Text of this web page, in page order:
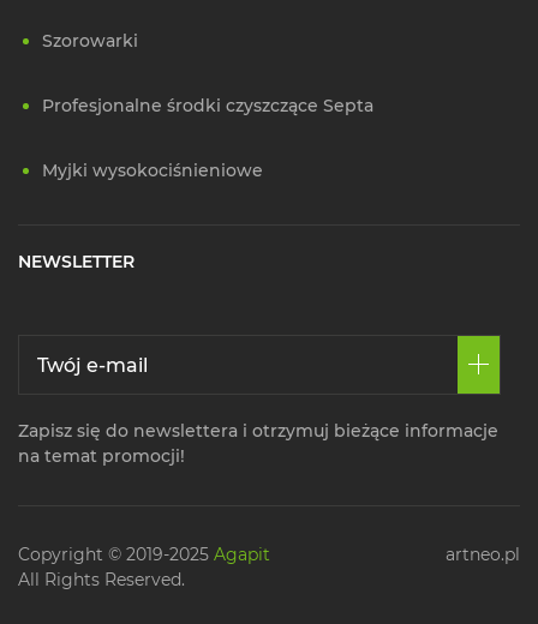
Szorowarki
Profesjonalne środki czyszczące Septa
Myjki wysokociśnieniowe
NEWSLETTER
Zapisz się do newslettera i otrzymuj bieżące informacje
na temat promocji!
Copyright © 2019-2025 Agapit
All Rights Reserved.
artneo.pl